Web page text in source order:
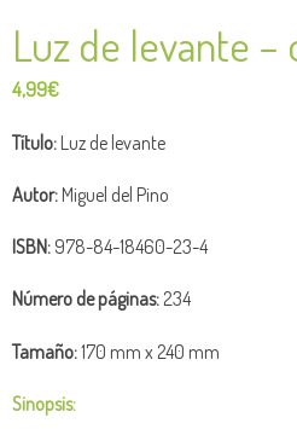
Luz de levante
4,99€
Título:Luz de levante
Autor:Miguel del Pino
ISBN:978-84-18460-23-4
Número de páginas:234
Tamaño:170 mm x 240 mm
Sinopsis: